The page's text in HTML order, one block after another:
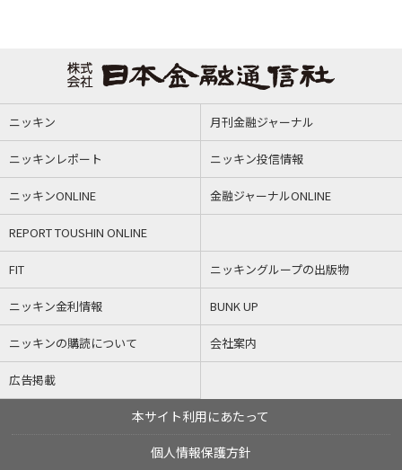
ニッキン 月刊金融ジャーナル
ニッキンレポート ニッキン投信情報
ニッキンONLINE 金融ジャーナルONLINE
REPORT TOUSHIN ONLINE
FIT ニッキングループの出版物
ニッキン金利情報 BUNK UP
ニッキンの購読について 会社案内
広告掲載
本サイト利用にあたって
個人情報保護方針